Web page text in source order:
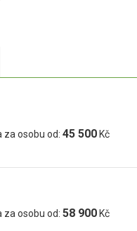
za osobu od: 45 500Kč
za osobu od: 58 900Kč